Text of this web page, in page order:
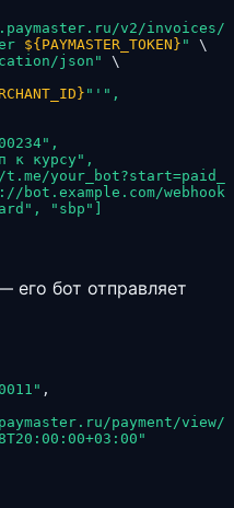
v2/invoices/
${PAYMASTER_TOKEN} "
\
json"
\
" '",
к курсу",
bot.example.com/
"sbp"]
его бот отправляет
,
payment/view/